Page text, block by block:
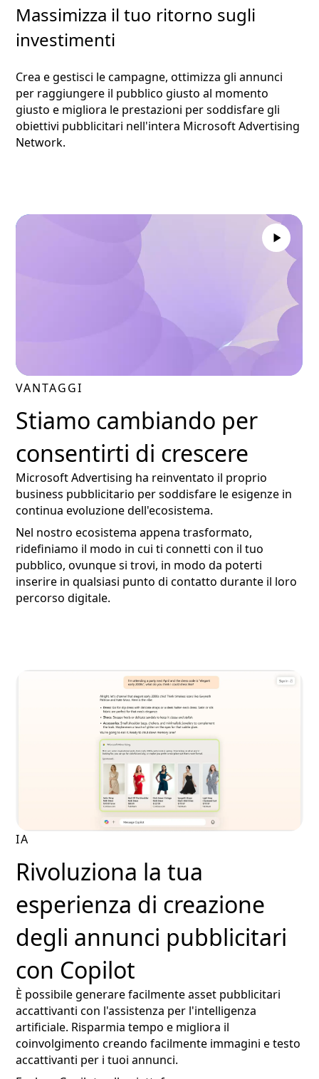
Massimizza il tuo ritorno sugli
investimenti
Crea e gestisci le campagne, ottimizza gli annunci
per raggiungere il pubblico giusto al momento
giusto e migliora le prestazioni per soddisfare gli
obiettivi pubblicitari nell'intera Microsoft Advertising
Network.
VANTAGGI
Stiamo cambiando per
consentirti di crescere
Microsoft Advertising ha reinventato il proprio
business pubblicitario per soddisfare le esigenze in
continua evoluzione dell'ecosistema.
Nel nostro ecosistema appena trasformato,
ridefiniamo il modo in cui ti connetti con il tuo
pubblico, ovunque si trovi, in modo da poterti
inserire in qualsiasi punto di contatto durante il loro
percorso digitale.
IA
Rivoluziona la tua
esperienza di creazione
degli annunci pubblicitari
con Copilot
È possibile generare facilmente asset pubblicitari
accattivanti con l'assistenza per l'intelligenza
artificiale. Risparmia tempo e migliora il
coinvolgimento creando facilmente immagini e testo
accattivanti per i tuoi annunci.